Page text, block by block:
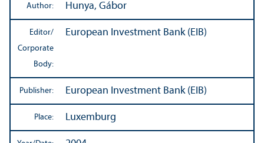
Author: Hunya, Gábor
Editor/
Corporate
Body:
European Investment Bank (EIB)
Publisher: European Investment Bank (EIB)
Place: Luxemburg